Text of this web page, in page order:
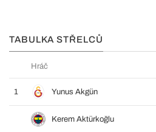
TABULKA STŘELCŮ
Hráč
1 Yunus Akgün
Kerem Aktürkoğlu